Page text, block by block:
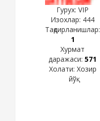
Гурух: VIP
Изохлар: 444
Тақдирланишлар:
1
Хурмат
даражаси: 571
Холати: Хозир
йўқ